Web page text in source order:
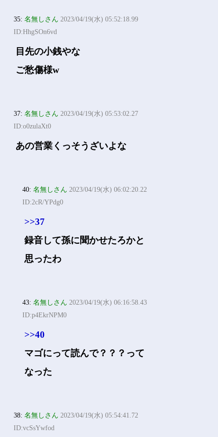
35:名無しさん 2023/04/19(水) 05:52:18.99
ID:HhgSOn6vd
目先の小銭やな
ご愁傷様w
37:名無しさん 2023/04/19(水) 05:53:02.27
ID:o0zulaXt0
あの営業くっそうざいよな
40:名無しさん 2023/04/19(水) 06:02:20.22
ID:2cR/YPdg0
>>37
録音して孫に聞かせたろかと
思ったわ
43:名無しさん 2023/04/19(水) 06:16:58.43
ID:p4EkrNPM0
>>40
マゴにって読んで？？？って
なった
38:名無しさん 2023/04/19(水) 05:54:41.72
ID:vcSsYwfod